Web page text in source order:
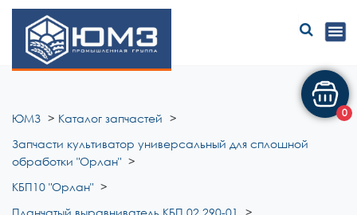
ЮМЗ
ЮМЗ
Каталог запчастей
Запчасти культиватор универсальный для сплошной
обработки "Орлан"
КБП10 "Орлан"
Планчатый выравниватель КБП 02.290-01
0